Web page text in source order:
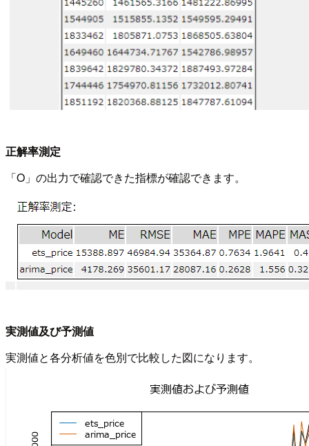
正解率測定
「O」の出力で確認できた指標が確認できます。
実測値及び予測値
実測値と各分析値を色別で比較した図になります。